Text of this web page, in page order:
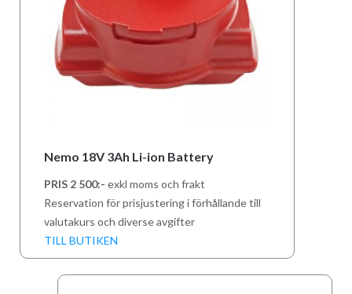
Nemo 18V 3Ah Li-ion Battery
PRIS 2 500:- exkl moms och frakt
Reservation för prisjustering i förhållande till
valutakurs och diverse avgifter
TILL BUTIKEN